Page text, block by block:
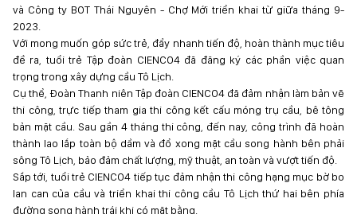
và Công ty BOT Thái Nguyên - Chợ Mới triển khai từ giữa tháng 9-
2023.
Với mong muốn góp sức trẻ, đẩy nhanh tiến độ, hoàn thành mục tiêu
đề ra, tuổi trẻ Tập đoàn CIENCO4 đã đăng ký các phần việc quan
trọng trong xây dựng cầu Tô Lịch.
Cụ thể, Đoàn Thanh niên Tập đoàn CIENCO4 đã đảm nhận làm bản vẽ
thi công, trực tiếp tham gia thi công kết cấu móng trụ cầu, bê tông
bản mặt cầu. Sau gần 4 tháng thi công, đến nay, công trình đã hoàn
thành lao lắp toàn bộ dầm và đổ xong mặt cầu song hành bên phải
sông Tô Lịch, bảo đảm chất lượng, mỹ thuật, an toàn và vượt tiến độ.
Sắp tới, tuổi trẻ CIENCO4 tiếp tục đảm nhận thi công hạng mục bờ bo
lan can của cầu và triển khai thi công cầu Tô Lịch thứ hai bên phía
đường song hành trái khi có mặt bằng.